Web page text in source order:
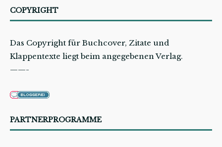
COPYRIGHT
Das Copyright für Buchcover, Zitate und
Klappentexte liegt beim angegebenen Verlag.
——-
PARTNERPROGRAMME